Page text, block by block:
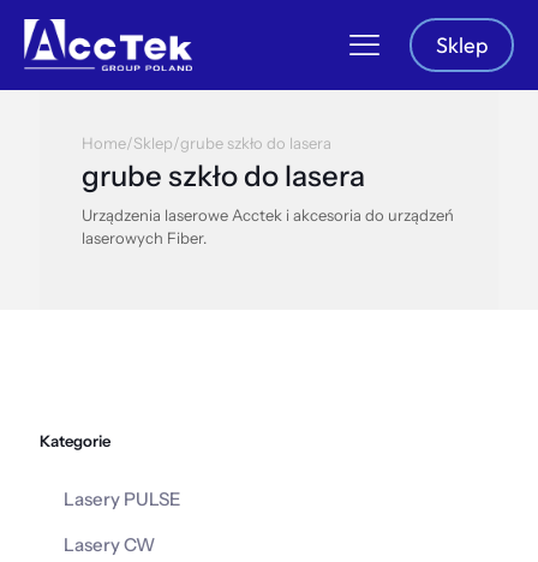
Sklep
Home/Sklep/grube szkło do lasera
grube szkło do lasera
Urządzenia laserowe Acctek i akcesoria do urządzeń
laserowych Fiber.
Kategorie
Lasery PULSE
Lasery CW